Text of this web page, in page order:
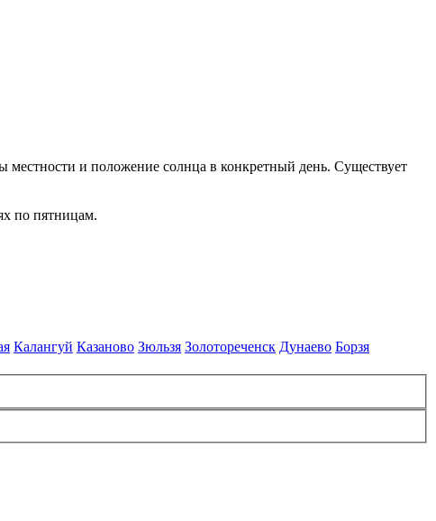
и положение солнца в конкретный день. Существует
по пятницам.
Калангуй Казаново Зюльзя Золотореченск Дунаево Борзя